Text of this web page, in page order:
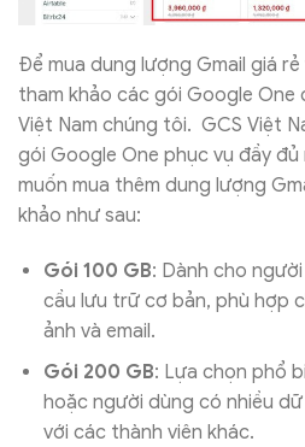
Để mua dung lượng Gmail giá
tham khảo các gói Google One
Việt Nam chúng tôi. GCS Việt
gói Google One phục vụ đầy
muốn mua thêm dung lượng
khảo như sau:
Gói 100 GB: Dành cho
cầu lưu trữ cơ bản, phù hợp
ảnh và email.
Gói 200 GB: Lựa chọn phổ
hoặc người dùng có nhiều
với các thành viên khác.